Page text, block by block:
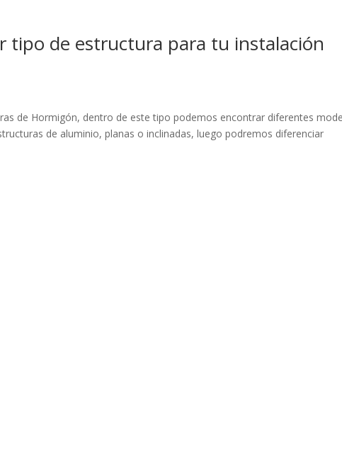
tipo de estructura para tu instalación
de Hormigón, dentro de este tipo podemos encontrar diferentes
de aluminio, planas o inclinadas, luego podremos diferenciar